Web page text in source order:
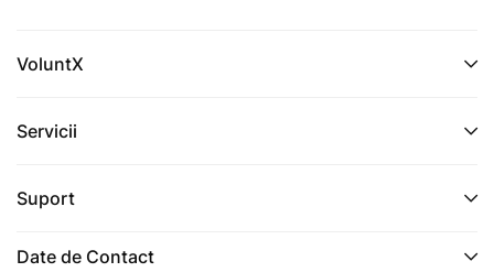
VoluntX
Servicii
Suport
Date de Contact